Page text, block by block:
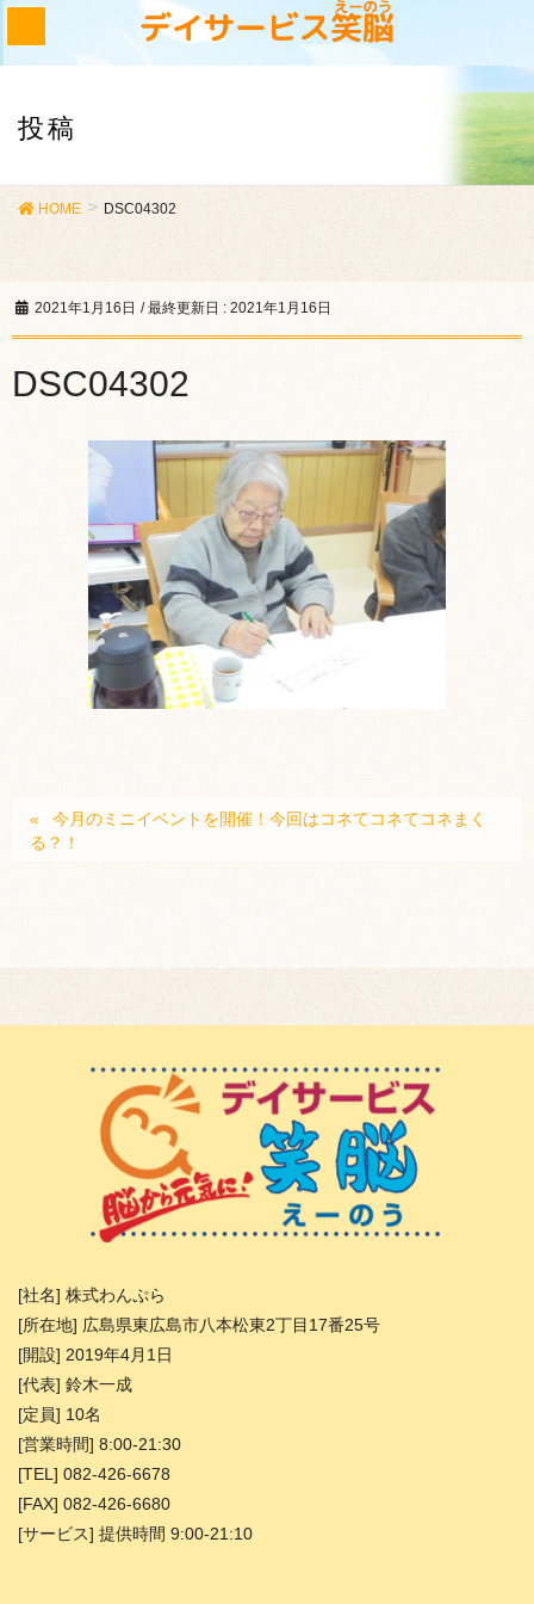
投稿
HOME DSC04302
2021年1月16日 / 最終更新日 : 2021年1月16日
DSC04302
今月のミニイベントを開催！今回はコネてコネてコネまく
る？！
[社名] 株式わんぷら
[所在地] 広島県東広島市八本松東2丁目17番25号
[開設] 2019年4月1日
[代表] 鈴木一成
[定員] 10名
[営業時間] 8:00-21:30
[TEL] 082-426-6678
[FAX] 082-426-6680
[サービス] 提供時間 9:00-21:10